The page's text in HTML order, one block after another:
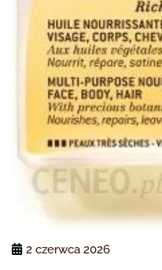
2 czerwca 2026